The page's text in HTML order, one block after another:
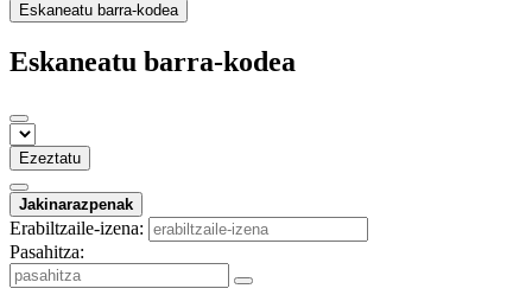
Eskaneatu barra-kodea
Eskaneatu barra-kodea
Ezeztatu
Jakinarazpenak
Erabiltzaile-izena:
Pasahitza: